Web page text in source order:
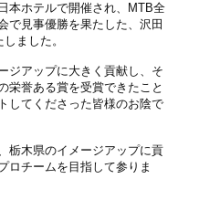
本ホテルで開催され、MTB全
で見事優勝を果たした、沢田
ました。
ジアップに大きく貢献し、そ
栄誉ある賞を受賞できたこと
してくださった皆様のお陰で
栃木県のイメージアップに貢
ロチームを目指して参りま